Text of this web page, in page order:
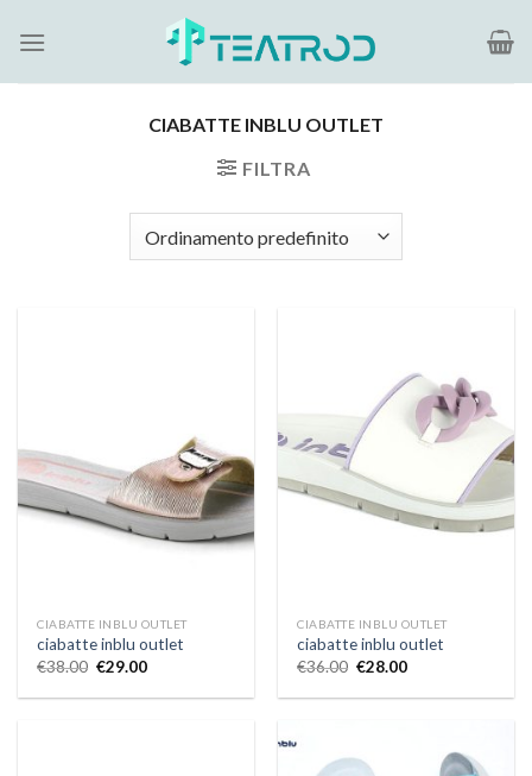
CIABATTE INBLU OUTLET
FILTRA
CIABATTE INBLU OUTLET
ciabatte inblu outlet
€38.00 €29.00
CIABATTE INBLU OUTLET
ciabatte inblu outlet
€36.00 €28.00